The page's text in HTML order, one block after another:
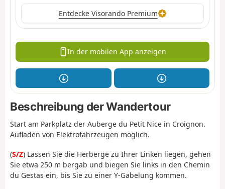
Entdecke Visorando Premium
In der mobilen App anzeigen
Beschreibung der Wandertour
Start am Parkplatz der Auberge du Petit Nice in Croignon.
Aufladen von Elektrofahrzeugen möglich.
(S/Z) Lassen Sie die Herberge zu Ihrer Linken liegen, gehen
Sie etwa 250 m bergab und biegen Sie links in den Chemin
du Gestas ein, bis Sie zu einer Y-Gabelung kommen.